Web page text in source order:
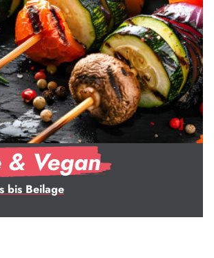
& Vegan
bis Beilage